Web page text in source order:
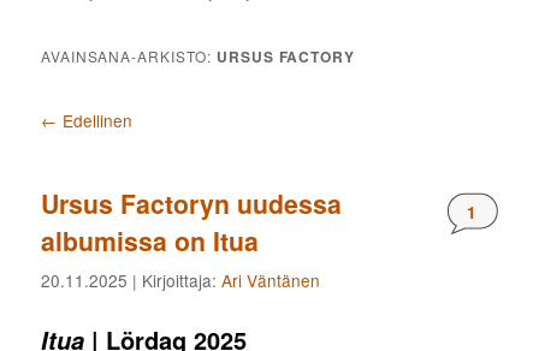
AVAINSANA-ARKISTO: URSUS FACTORY
Artikkelien selaus
← Edellinen
Ursus Factoryn uudessa
albumissa on Itua
1
20.11.2025 | Kirjoittaja:Ari Väntänen
Itua | Lördag 2025